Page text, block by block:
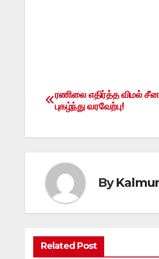
Post
navigation
ரணிலை எதிர்த்த விமல் சீன
புகழ்ந்து வரவேற்பு!
By
Related Post